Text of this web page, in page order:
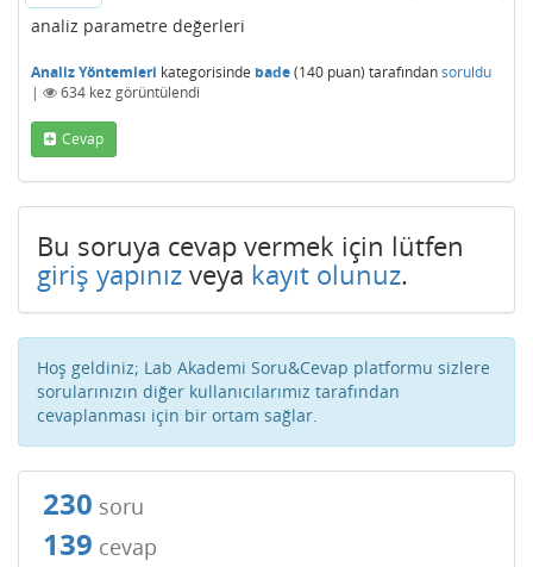
analiz parametre değerleri
Analiz Yöntemleri kategorisinde bade(140 puan) tarafındansoruldu
|
634 kez görüntülendi
Cevap
Bu soruya cevap vermek için lütfen
giriş yapınız veya kayıt olunuz.
Hoş geldiniz; Lab Akademi Soru&Cevap platformu sizlere
sorularınızın diğer kullanıcılarımız tarafından
cevaplanması için bir ortam sağlar.
230 soru
139 cevap